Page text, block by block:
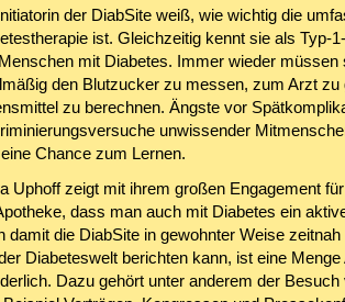
der DiabSite weiß, wie wichtig die
ist. Gleichzeitig kennt sie als Typ-
mit Diabetes. Immer wieder
den Blutzucker zu messen, zum Arzt
zu berechnen. Ängste vor
unwissender
Chance zum Lernen.
Uphoff zeigt mit ihrem großen Engagement
dass man auch mit Diabetes ein
damit die DiabSite in gewohnter Weise
Diabeteswelt berichten kann, ist eine
Dazu gehört unter anderem der